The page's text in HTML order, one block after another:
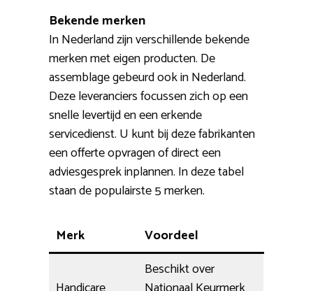
Bekende merken
In Nederland zijn verschillende bekende
merken met eigen producten. De
assemblage gebeurd ook in Nederland.
Deze leveranciers focussen zich op een
snelle levertijd en een erkende
servicedienst. U kunt bij deze fabrikanten
een offerte opvragen of direct een
adviesgesprek inplannen. In deze tabel
staan de populairste 5 merken.
Merk Voordeel
Beschikt over